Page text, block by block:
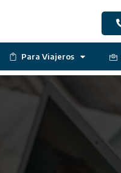
Para Viajeros